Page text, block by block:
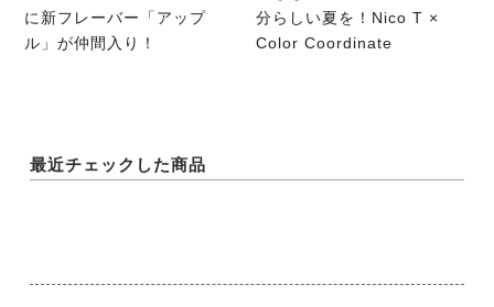
に新フレーバー「アップ
ル」が仲間入り！
分らしい夏を！Nico T ×
Color Coordinate
最近チェックした商品